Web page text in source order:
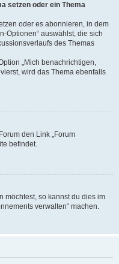
setzen oder ein Thema
oder es abonnieren, in dem
Optionen“ auswählst, die sich
des Themas
„Mich benachrichtigen,
wird das Thema ebenfalls
den Link „Forum
befindet.
möchtest, so kannst du dies im
verwalten“ machen.